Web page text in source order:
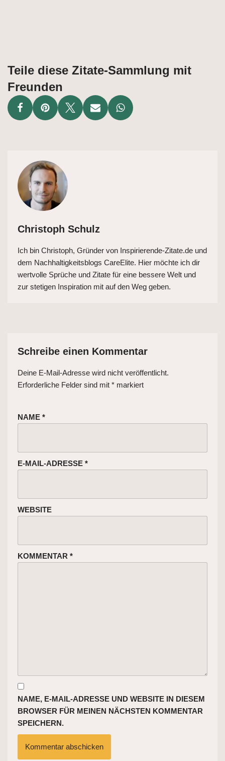
Teile diese Zitate-Sammlung mit
Freunden
Christoph Schulz
Ich bin Christoph, Gründer von Inspirierende-Zitate.de und
dem Nachhaltigkeitsblogs CareElite. Hier möchte ich dir
wertvolle Sprüche und Zitate für eine bessere Welt und
zur stetigen Inspiration mit auf den Weg geben.
Schreibe einen Kommentar
Deine E-Mail-Adresse wird nicht veröffentlicht.
Erforderliche Felder sind mit * markiert
NAME *
E-MAIL-ADRESSE *
WEBSITE
KOMMENTAR *
NAME, E-MAIL-ADRESSE UND WEBSITE IN DIESEM
BROWSER FÜR MEINEN NÄCHSTEN KOMMENTAR
SPEICHERN.